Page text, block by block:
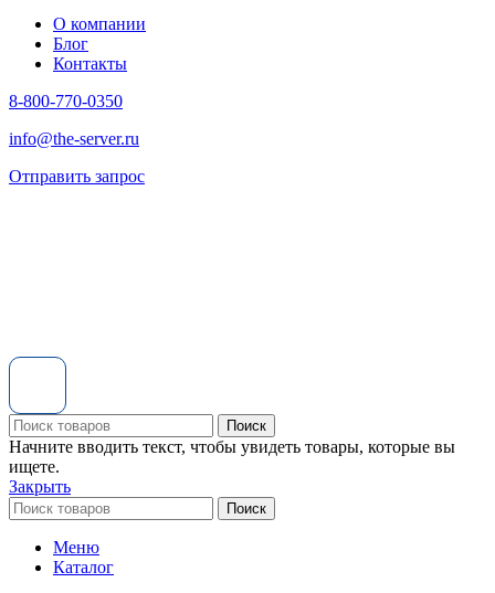
О компании
Блог
Контакты
8-800-770-0350
info@the-server.ru
Отправить запрос
Поиск
Начните вводить текст, чтобы увидеть товары, которые вы
ищете.
Закрыть
Поиск
Меню
Каталог